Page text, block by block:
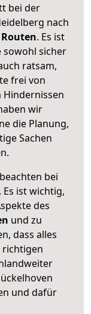
bei der
nach
. Es ist
sowohl sicher
ratsam,
frei von
wir
die Planung,
Sachen
bei
ist wichtig,
des
und zu
dass alles
und dafür